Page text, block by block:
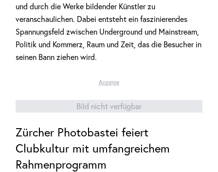
und durch die Werke bildender Künstler zu
veranschaulichen. Dabei entsteht ein faszinierendes
Spannungsfeld zwischen Underground und Mainstream,
Politik und Kommerz, Raum und Zeit, das die Besucher in
seinen Bann ziehen wird.
Anzeige
Bild nicht verfügbar
Zürcher Photobastei feiert
Clubkultur mit umfangreichem
Rahmenprogramm